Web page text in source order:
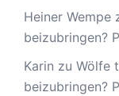
Heiner Wempe
beizubringen?
Karin zu Wölfe
beizubringen?